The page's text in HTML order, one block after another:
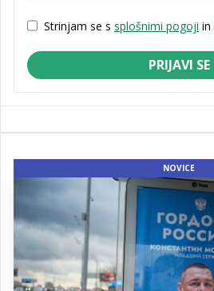
Strinjam se s splošnimi pogoji in
PRIJAVI SE
NOVICE